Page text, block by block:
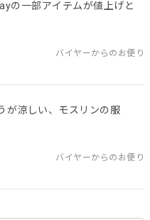
の一部アイテムが値上げと
バイヤーからのお便り
が涼しい、モスリンの服
バイヤーからのお便り